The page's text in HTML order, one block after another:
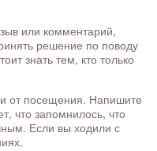
или комментарий,
решение по поводу
знать тем, кто только
от посещения. Напишите
что запомнилось, что
Если вы ходили с